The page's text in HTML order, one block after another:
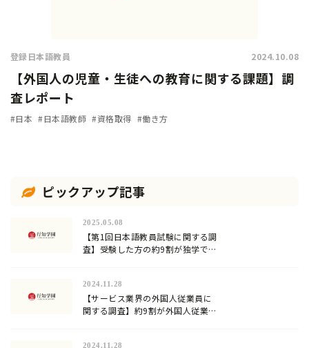
登録日本語教員 2024.10.08
【外国人の児童・生徒への教育に関する課題】調
査レポート
#日本 #日本語教師 #資格取得 #働き方
ピックアップ記事
2025.05.08
【第1回日本語教員試験に関する調
査】受験した方の約9割が独学での
2024.11.28
【サービス業界の外国人従業員に
関する調査】約9割が外国人従業員
2024.11.28